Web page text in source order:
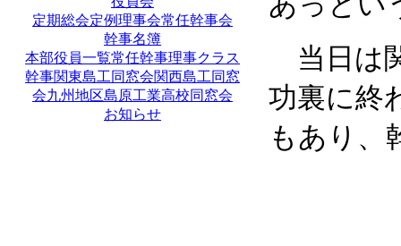
定期総会定例理事会常任幹事会
幹事名簿
本部役員一覧常任幹事理事クラス
幹事関東島工同窓会関西島工同窓
会九州地区島原工業高校同窓会
お知らせ
当日は
功裏に終
もあり、